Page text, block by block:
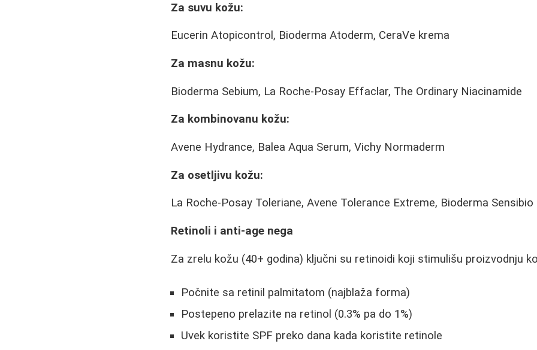
Za suvu kožu:
Eucerin Atopicontrol, Bioderma Atoderm, CeraVe krema
Za masnu kožu:
Bioderma Sebium, La Roche-Posay Effaclar, The Ordinary Niacinamide
Za kombinovanu kožu:
Avene Hydrance, Balea Aqua Serum, Vichy Normaderm
Za osetljivu kožu:
La Roche-Posay Toleriane, Avene Tolerance Extreme, Bioderma Sensibio
Retinoli i anti-age nega
Za zrelu kožu (40+ godina) ključni su retinoidi koji stimulišu proizvodnju
Počnite sa retinil palmitatom (najblaža forma)
Postepeno prelazite na retinol (0.3% pa do 1%)
Uvek koristite SPF preko dana kada koristite retinole